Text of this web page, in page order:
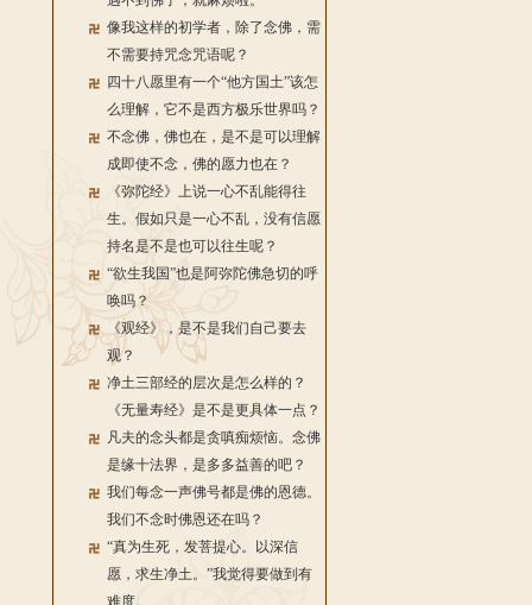
像我这样的初学者，除了念佛，需
不需要持咒念咒语呢？
四十八愿里有一个“他方国土”该怎
么理解，它不是西方极乐世界吗？
不念佛，佛也在，是不是可以理解
成即使不念，佛的愿力也在？
《弥陀经》上说一心不乱能得往
生。假如只是一心不乱，没有信愿
持名是不是也可以往生呢？
“欲生我国”也是阿弥陀佛急切的呼
唤吗？
《观经》，是不是我们自己要去
观？
净土三部经的层次是怎么样的？
《无量寿经》是不是更具体一点？
凡夫的念头都是贪嗔痴烦恼。念佛
是缘十法界，是多多益善的吧？
我们每念一声佛号都是佛的恩德。
我们不念时佛恩还在吗？
“真为生死，发菩提心。以深信
愿，求生净土。”我觉得要做到有
难度。